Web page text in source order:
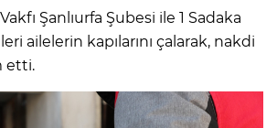
Şanlıurfa Şubesi ile 1 Sadaka
ailelerin kapılarını çalarak, nakdi
etti.